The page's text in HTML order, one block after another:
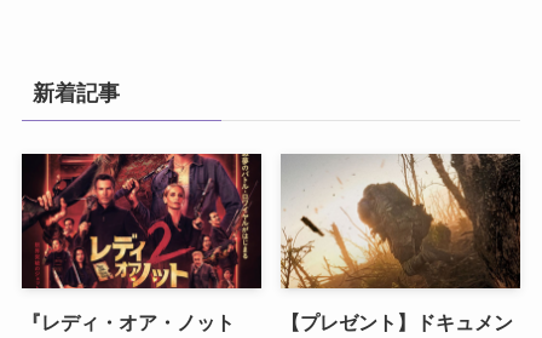
新着記事
『レディ・オア・ノット
【プレゼント】ドキュメン